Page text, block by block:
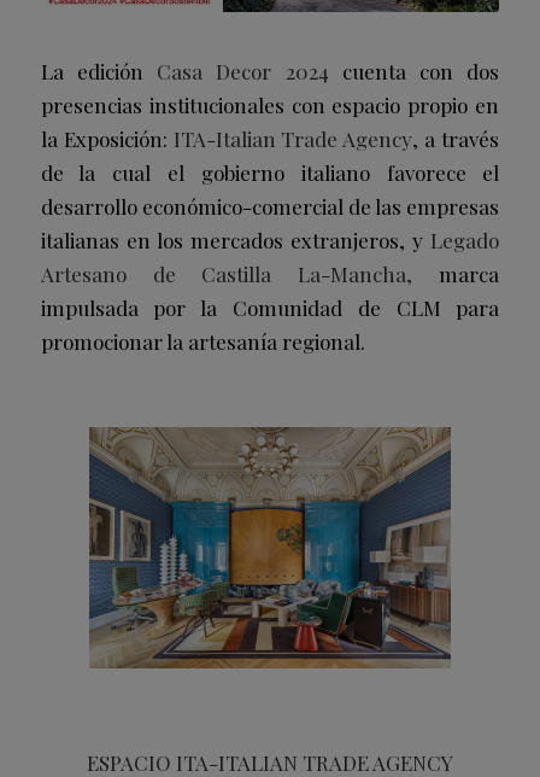
La edición Casa Decor 2024 cuenta con dos
presencias institucionales con espacio propio en
la Exposición: ITA-Italian Trade Agency, a través
de la cual el gobierno italiano favorece el
desarrollo económico-comercial de las empresas
italianas en los mercados extranjeros, y Legado
Artesano de Castilla La-Mancha, marca
impulsada por la Comunidad de CLM para
promocionar la artesanía regional.
ESPACIO ITA-ITALIAN TRADE AGENCY